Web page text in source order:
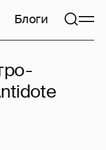
Блоги